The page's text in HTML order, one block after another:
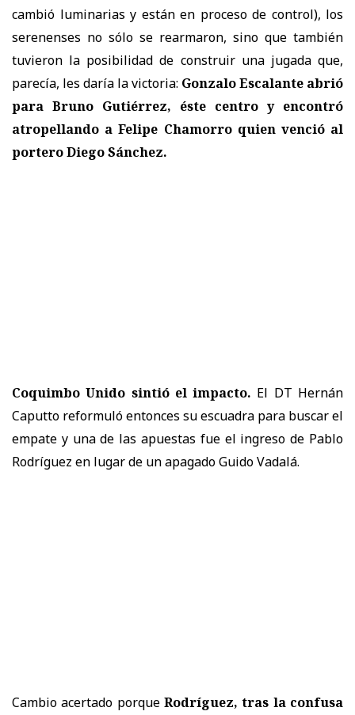
cambió luminarias y están en proceso de control), los
serenenses no sólo se rearmaron, sino que también
tuvieron la posibilidad de construir una jugada que,
parecía, les daría la victoria: Gonzalo Escalante abrió
para Bruno Gutiérrez, éste centro y encontró
atropellando a Felipe Chamorro quien venció al
portero Diego Sánchez.
Coquimbo Unido sintió el impacto. El DT Hernán
Caputto reformuló entonces su escuadra para buscar el
empate y una de las apuestas fue el ingreso de Pablo
Rodríguez en lugar de un apagado Guido Vadalá.
Cambio acertado porque Rodríguez, tras la confusa